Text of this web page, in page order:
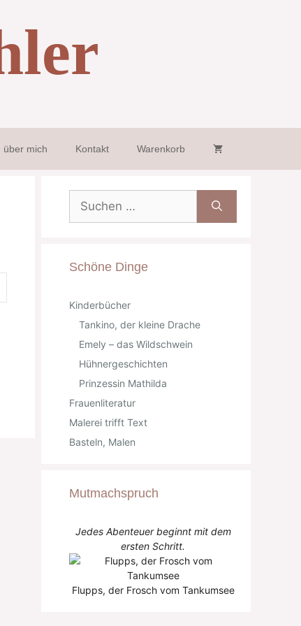
über mich Kontakt Warenkorb
nach:
Schöne Dinge
Kinderbücher
Tankino, der kleine Drache
Emely – das Wildschwein
Hühnergeschichten
Prinzessin Mathilda
Frauenliteratur
Malerei trifft Text
Basteln, Malen
Mutmachspruch
Jedes Abenteuer beginnt mit dem
ersten Schritt.
Flupps, der Frosch vom Tankumsee